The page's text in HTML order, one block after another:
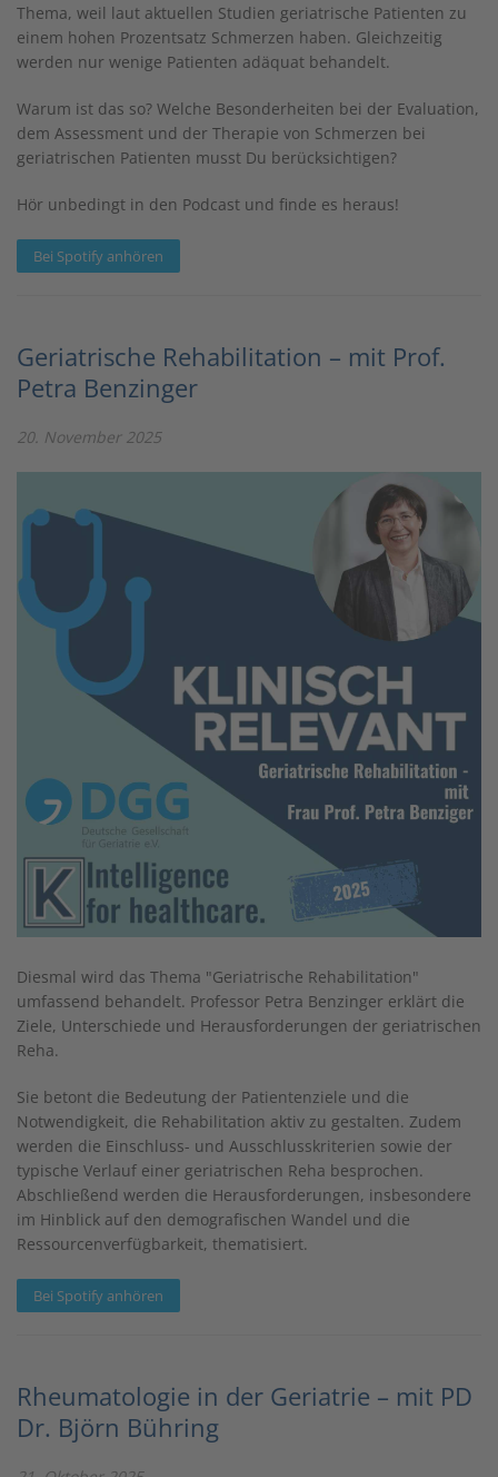
Thema, weil laut aktuellen Studien geriatrische Patienten zu
einem hohen Prozentsatz Schmerzen haben. Gleichzeitig
werden nur wenige Patienten adäquat behandelt.
Warum ist das so? Welche Besonderheiten bei der Evaluation,
dem Assessment und der Therapie von Schmerzen bei
geriatrischen Patienten musst Du berücksichtigen?
Hör unbedingt in den Podcast und finde es heraus!
Bei Spotify anhören
Geriatrische Rehabilitation – mit Prof.
Petra Benzinger
20. November 2025
Diesmal wird das Thema "Geriatrische Rehabilitation"
umfassend behandelt. Professor Petra Benzinger erklärt die
Ziele, Unterschiede und Herausforderungen der geriatrischen
Reha.
Sie betont die Bedeutung der Patientenziele und die
Notwendigkeit, die Rehabilitation aktiv zu gestalten. Zudem
werden die Einschluss- und Ausschlusskriterien sowie der
typische Verlauf einer geriatrischen Reha besprochen.
Abschließend werden die Herausforderungen, insbesondere
im Hinblick auf den demografischen Wandel und die
Ressourcenverfügbarkeit, thematisiert.
Bei Spotify anhören
Rheumatologie in der Geriatrie – mit PD
Dr. Björn Bühring